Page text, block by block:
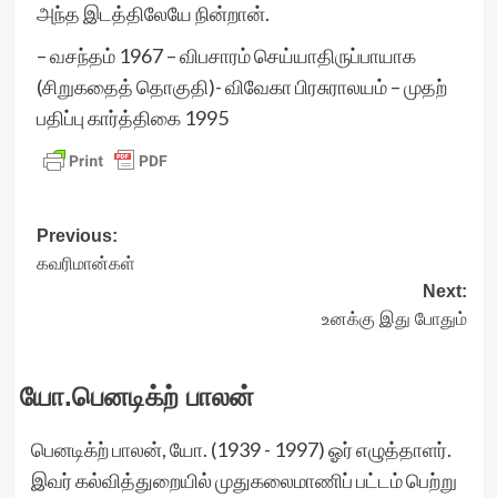
அந்த இடத்திலேயே நின்றான்.
– வசந்தம் 1967 – விபசாரம் செய்யாதிருப்பாயாக
(சிறுகதைத் தொகுதி)- விவேகா பிரசுராலயம் – முதற்
பதிப்பு கார்த்திகை 1995
Post
navigation
Previous:
கவரிமான்கள்
Next:
உனக்கு இது போதும்
யோ.பெனடிக்ற் பாலன்
பெனடிக்ற் பாலன், யோ. (1939 - 1997) ஓர் எழுத்தாளர்.
இவர் கல்வித்துறையில் முதுகலைமாணிப் பட்டம் பெற்று